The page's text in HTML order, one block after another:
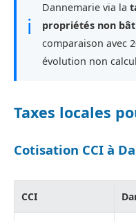
ℹ
Dannemarie via la
propriétés non
comparaison avec
évolution non
Taxes locales
Cotisation CCI à
CCI